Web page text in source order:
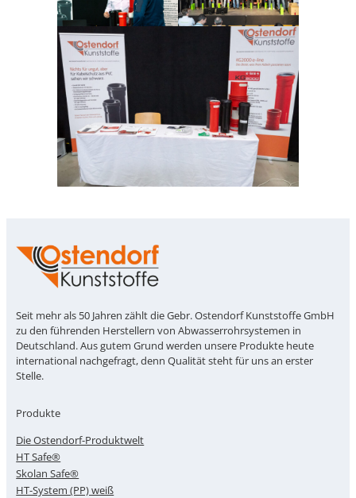
Seit mehr als 50 Jahren zählt die Gebr. Ostendorf Kunststoffe GmbH
zu den führenden Herstellern von Abwasserrohrsystemen in
Deutschland. Aus gutem Grund werden unsere Produkte heute
international nachgefragt, denn Qualität steht für uns an erster
Stelle.
Produkte
Die Ostendorf-Produktwelt
HT Safe®
Skolan Safe®
HT-System (PP) weiß